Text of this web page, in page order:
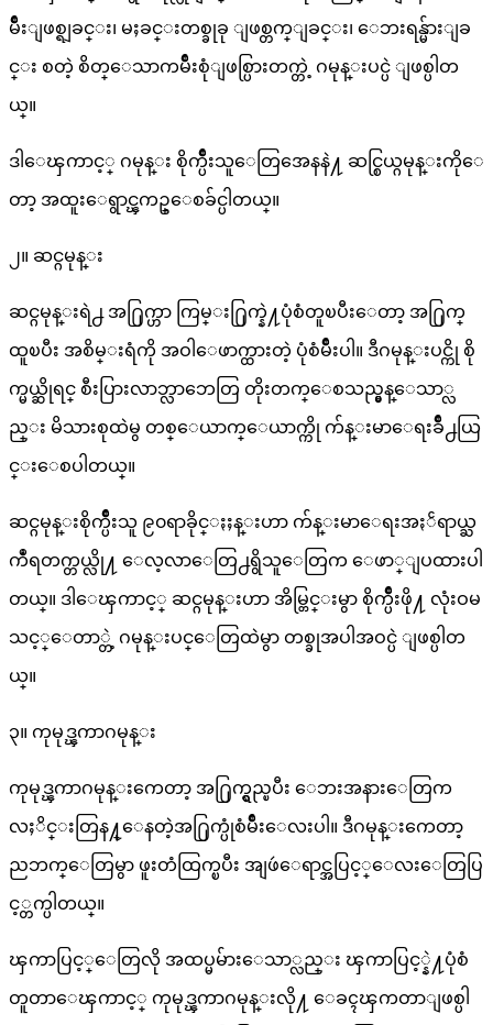
မ်ိဳးျဖစ္ရျခင္း၊ မႈခင္းတစ္ခုခု ျဖစ္တက္ျခင္း၊ ေဘးရန္မ်ားျခ
င္း စတဲ့ စိတ္ေသာကမ်ိဳးစုံျဖစ္ပြားတက္တဲ့ ဂမုန္းပင္ပဲ ျဖစ္ပါတ
ယ္။
ဒါေၾကာင့္ ဂမုန္း စိုက္ပ်ိဳးသူေတြအေနနဲ႔ ဆင္စြယ္ဂမုန္းကိုေ
တာ့ အထူးေရွာင္ၾကဥ္ေစခ်င္ပါတယ္။
၂။ ဆင္ဂမုန္း
ဆင္ဂမုန္းရဲ႕ အ႐ြက္ဟာ ကြမ္း႐ြက္နဲ႔ပုံစံတူၿပီးေတာ့ အ႐ြက္
ထူၿပီး အစိမ္းရံကို အဝါေဖာက္ထားတဲ့ ပုံစံမ်ိဳးပါ။ ဒီဂမုန္းပင္ကို စို
က္မယ္ဆိုရင္ စီးပြားလာဘ္လာဘေတြ တိုးတက္ေစသည္မွန္ေသာ္လ
ည္း မိသားစုထဲမွ တစ္ေယာက္ေယာက္ကို က်န္းမာေရးခ်ိဳ႕ယြ
င္းေစပါတယ္။
ဆင္ဂမုန္းစိုက္ပ်ိဳးသူ ၉၀ရာခိုင္ႏႈန္းဟာ က်န္းမာေရးအႏၲရာယ္ႀ
ကဳံရတက္တယ္လို႔ ေလ့လာေတြ႕ရွိသူေတြက ေဖာ္ျပထားပါ
တယ္။ ဒါေၾကာင့္ ဆင္ဂမုန္းဟာ အိမ္တြင္းမွာ စိုက္ပ်ိဳးဖို႔ လုံးဝမ
သင့္ေတာ္တဲ့ ဂမုန္းပင္ေတြထဲမွာ တစ္ခုအပါအဝင္ပဲ ျဖစ္ပါတ
ယ္။
၃။ ကုမုဒ္ၾကာဂမုန္း
ကုမုဒ္ၾကာဂမုန္းကေတာ့ အ႐ြက္ရွည္ၿပီး ေဘးအနားေတြက
လႈိင္းတြန႔္ေနတဲ့အ႐ြက္ပုံစံမ်ိဳးေလးပါ။ ဒီဂမုန္းကေတာ့
ညဘက္ေတြမွာ ဖူးတံထြက္ၿပီး အျဖဴေရာင္အပြင့္ေလးေတြပြ
င့္တက္ပါတယ္။
ၾကာပြင့္ေတြလို အထပ္မမ်ားေသာ္လည္း ၾကာပြင့္နဲ႔ပုံစံ
တူတာေၾကာင့္ ကုမုဒ္ၾကာဂမုန္းလို႔ ေခၚၾကတာျဖစ္ပါ